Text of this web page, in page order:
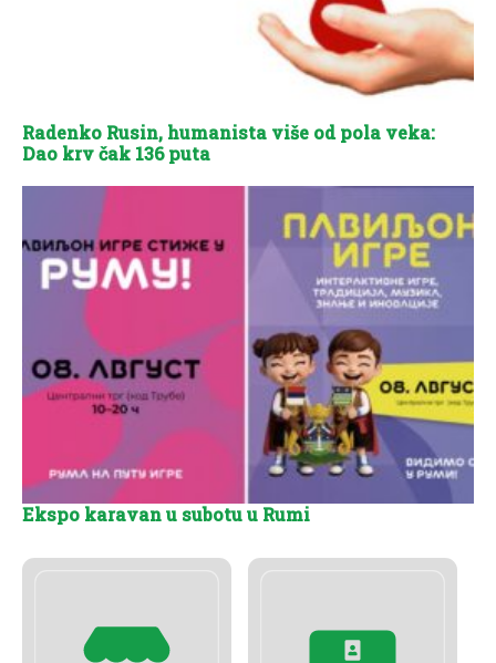
Radenko Rusin, humanista više od pola veka:
Dao krv čak 136 puta
Ekspo karavan u subotu u Rumi